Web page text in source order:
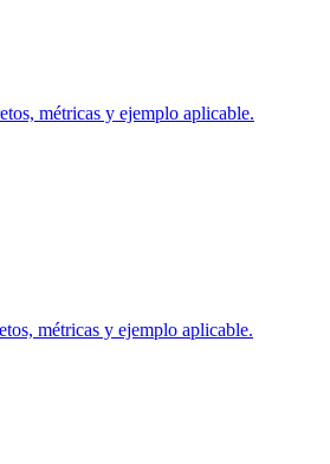
métricas y ejemplo aplicable.
métricas y ejemplo aplicable.